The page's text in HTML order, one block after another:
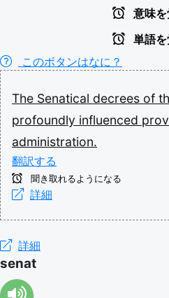
意味
単語
このボタンはなに？
The Senatical decrees of
profoundly influenced
administration.
翻訳する
聞き取れるようになる
詳細
詳細
senat